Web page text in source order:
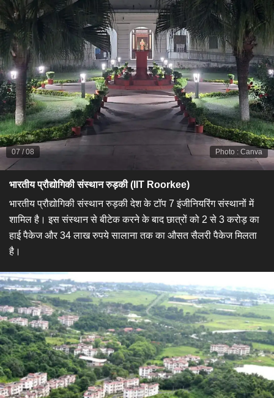
Photo : Canva
07 /08
भारतीय प्रौद्योगिकी संस्थान रुड़की (IIT Roorkee)
​भारतीय प्रौद्योगिकी संस्थान रुड़की देश के टॉप 7 इंजीनियरिंग संस्थानों में
शामिल है। इस संस्थान से बीटेक करने के बाद छात्रों को 2 से 3 करोड़ का
हाई पैकेज और 34 लाख रुपये सालाना तक का औसत सैलरी पैकेज मिलता
है।​